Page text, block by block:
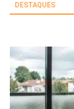
DESTAQUES